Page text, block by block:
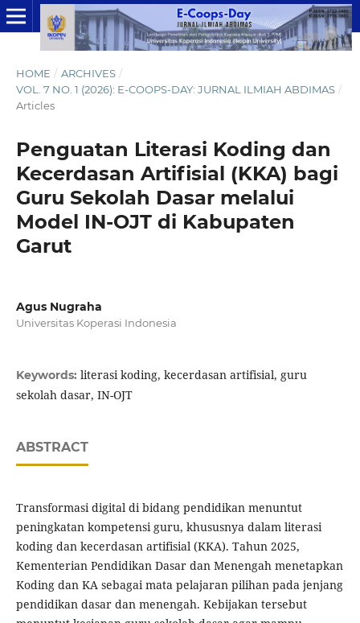
HOME / ARCHIVES /
VOL. 7 NO. 1 (2026): E-COOPS-DAY: JURNAL ILMIAH ABDIMAS /
Articles
Penguatan Literasi Koding dan
Kecerdasan Artifisial (KKA) bagi
Guru Sekolah Dasar melalui
Model IN-OJT di Kabupaten
Garut
Agus Nugraha
Universitas Koperasi Indonesia
Keywords: literasi koding, kecerdasan artifisial, guru
sekolah dasar, IN-OJT
ABSTRACT
Transformasi digital di bidang pendidikan menuntut
peningkatan kompetensi guru, khususnya dalam literasi
koding dan kecerdasan artifisial (KKA). Tahun 2025,
Kementerian Pendidikan Dasar dan Menengah menetapkan
Koding dan KA sebagai mata pelajaran pilihan pada jenjang
pendidikan dasar dan menengah. Kebijakan tersebut